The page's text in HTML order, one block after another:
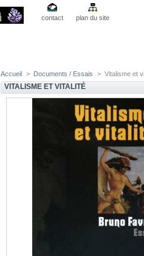
contact plan du site
Accueil > Documents / Essais > Vitalisme et
VITALISME ET VITALITÉ